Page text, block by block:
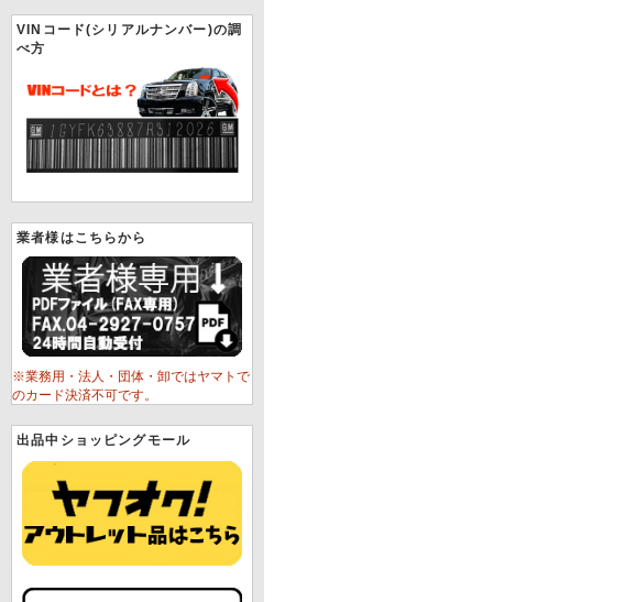
VINコード(シリアルナンバー)の調
べ方
業者様はこちらから
※業務用・法人・団体・卸ではヤマトで
のカード決済不可です。
出品中ショッピングモール